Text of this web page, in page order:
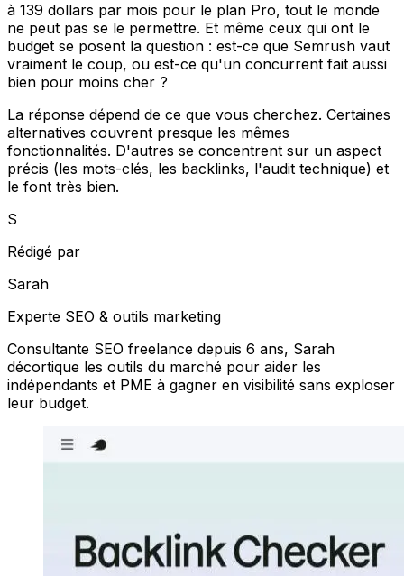
à 139 dollars par mois pour le plan Pro, tout le monde
ne peut pas se le permettre. Et même ceux qui ont le
budget se posent la question : est-ce que Semrush vaut
vraiment le coup, ou est-ce qu'un concurrent fait aussi
bien pour moins cher ?
La réponse dépend de ce que vous cherchez. Certaines
alternatives couvrent presque les mêmes
fonctionnalités. D'autres se concentrent sur un aspect
précis (les mots-clés, les backlinks, l'audit technique) et
le font très bien.
S
Rédigé par
Sarah
Experte SEO & outils marketing
Consultante SEO freelance depuis 6 ans, Sarah
décortique les outils du marché pour aider les
indépendants et PME à gagner en visibilité sans exploser
leur budget.